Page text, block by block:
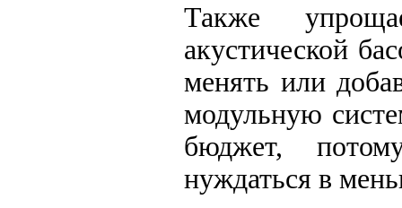
Также
акустической
менять или
модульную
бюджет,
нуждаться в